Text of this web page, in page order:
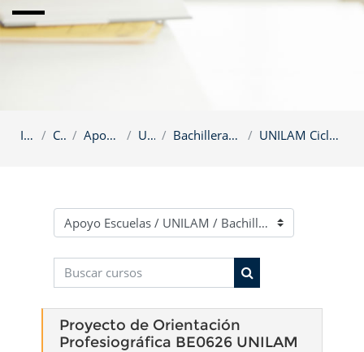
Inicio Cursos Apoyo Escuelas UNILAM Bachillerato Tronco Común UNILAM Ciclo 12 Periodo 1 0126
Categorías
Buscar cursos
Buscar cursos
Proyecto de Orientación
Profesiográfica BE0626 UNILAM